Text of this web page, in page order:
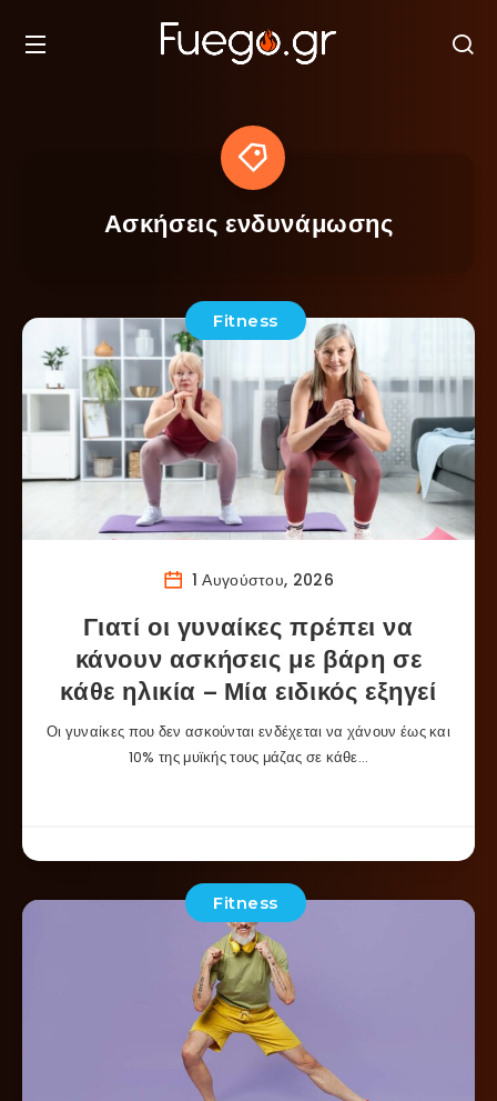
Ασκήσεις ενδυνάμωσης
Fitness
1 Αυγούστου, 2026
Γιατί οι γυναίκες πρέπει να
κάνουν ασκήσεις με βάρη σε
κάθε ηλικία – Μία ειδικός εξηγεί
Οι γυναίκες που δεν ασκούνται ενδέχεται να χάνουν έως και
10% της μυϊκής τους μάζας σε κάθε…
Fitness